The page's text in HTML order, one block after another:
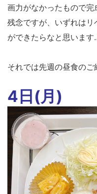
画力がなかったもので
残念ですが、いずれは
ができたらなと思いま
それでは先週の昼食のご
4日(月)